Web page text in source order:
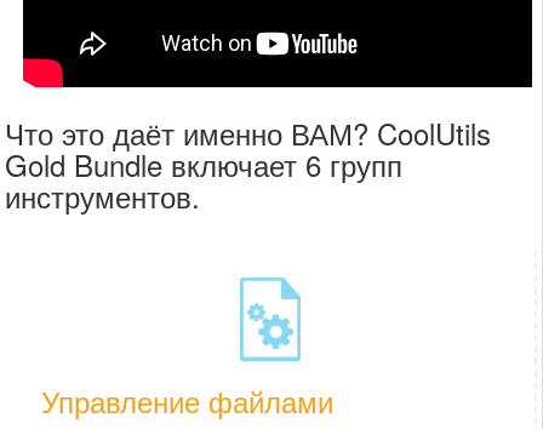
Что это даёт именно ВАМ? CoolUtils
Gold Bundle включает 6 групп
инструментов.
Управление файлами